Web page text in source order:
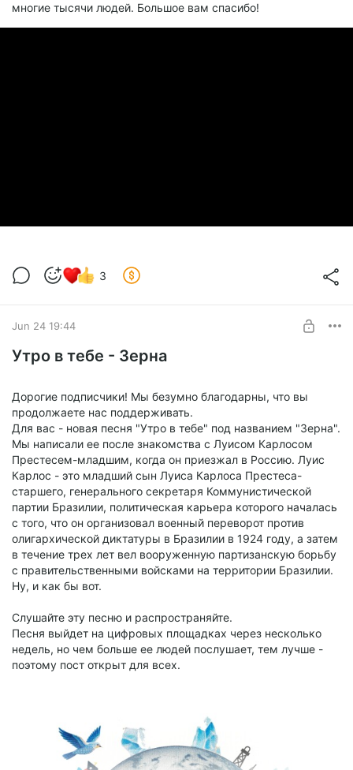
многие тысячи людей. Большое вам спасибо!
3
Jun 24 19:44
Утро в тебе - Зерна
Дорогие подписчики! Мы безумно благодарны, что вы
продолжаете нас поддерживать.
Для вас - новая песня "Утро в тебе" под названием "Зерна".
Мы написали ее после знакомства с Луисом Карлосом
Престесем-младшим, когда он приезжал в Россию. Луис
Карлос - это младший сын Луиса Карлоса Престеса-
старшего, генерального секретаря Коммунистической
партии Бразилии, политическая карьера которого началась
с того, что он организовал военный переворот против
олигархической диктатуры в Бразилии в 1924 году, а затем
в течение трех лет вел вооруженную партизанскую борьбу
с правительственными войсками на территории Бразилии.
Ну, и как бы вот.
Слушайте эту песню и распространяйте.
Песня выйдет на цифровых площадках через несколько
недель, но чем больше ее людей послушает, тем лучше -
поэтому пост открыт для всех.